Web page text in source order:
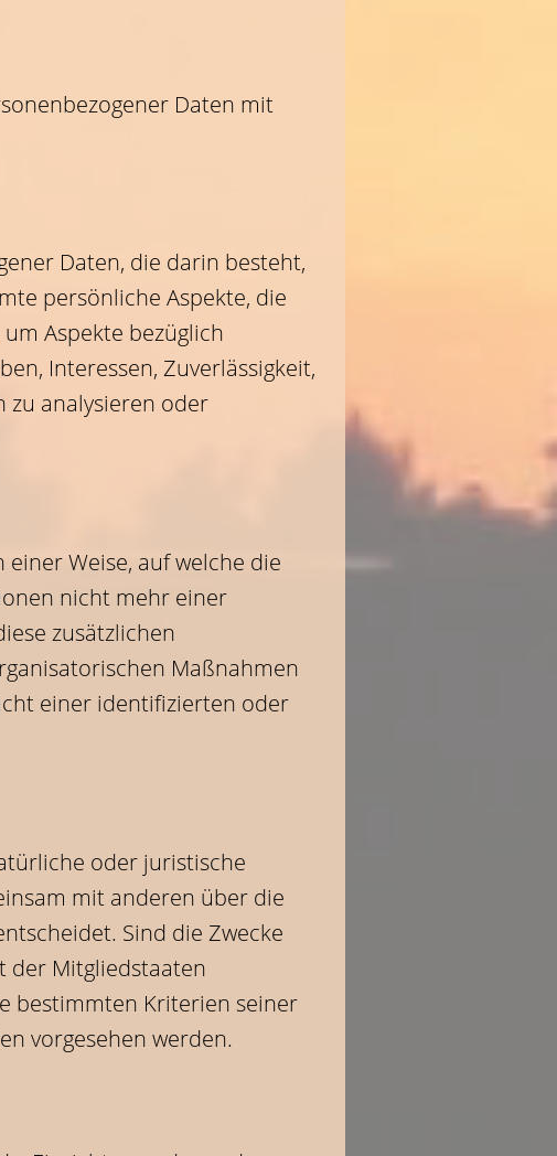
Daten mit
Daten, die darin besteht,
persönliche Aspekte, die
Aspekte bezüglich
Interessen, Zuverlässigkeit,
zu analysieren oder
Weise, auf welche die
nicht mehr einer
zusätzlichen
Maßnahmen
einer identifizierten oder
oder juristische
mit anderen über die
Sind die Zwecke
der Mitgliedstaaten
bestimmten Kriterien seiner
vorgesehen werden.